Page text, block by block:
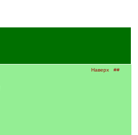
Наверх ##